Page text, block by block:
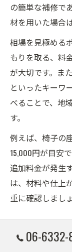
の簡単な補修で
材を用いた場合
相場を見極める
もりを取る、料
が大切です。ま
といったキーワ
べることで、地
す。
例えば、椅子の
15,000円が目安
追加料金が発生
は、材料や仕上
重に確認しましょ
椅子やテーブ
大阪府内で多
06-6332-